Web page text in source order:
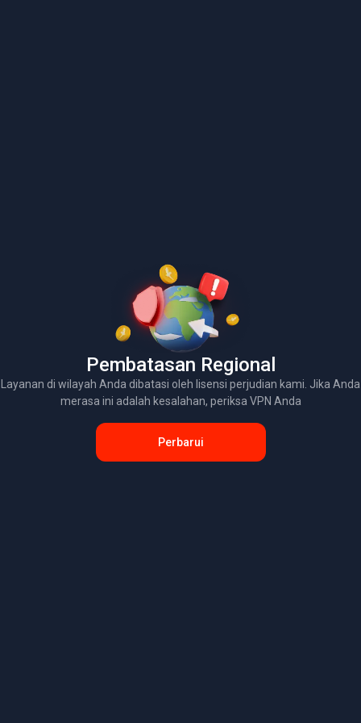
Pembatasan Regional
Layanan di wilayah Anda dibatasi oleh lisensi perjudian kami. Jika Anda
merasa ini adalah kesalahan, periksa VPN Anda
Perbarui